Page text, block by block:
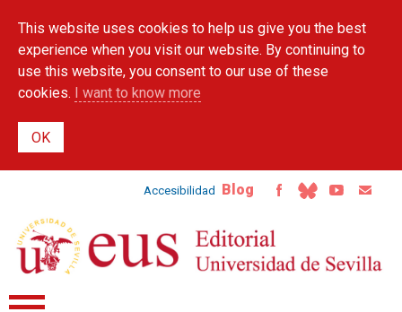
main
content
This website uses cookies to help us give you the best
experience when you visit our website. By continuing to
use this website, you consent to our use of these
cookies. I want to know more
Accesibilidad Blog